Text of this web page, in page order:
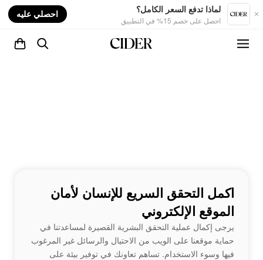
لماذا تدفع السعر الكامل؟
احصل على خصم 15% في التطبيق
احصلي عليه
اكمل التحقق السريع للإنسان لأمان
الموقع الإلكتروني
يرجى إكمال عملية التحقق البشرية القصيرة لمساعدتنا في
حماية موقعنا على الويب من الاحتيال والرسائل غير المرغوب
فيها وسوء الاستخدام. تساهم تعاونك في توفير بيئة على